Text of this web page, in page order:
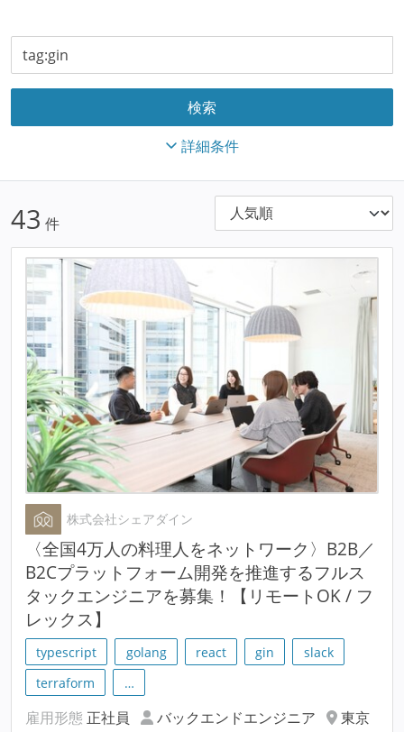
詳細条件
43 件
株式会社シェアダイン
〈全国4万人の料理人をネットワーク〉B2B／
B2Cプラットフォーム開発を推進するフルス
タックエンジニアを募集！【リモートOK / フ
レックス】
typescript golang react gin
slack
terraform
…
雇用形態 正社員 バックエンドエンジニア
東京